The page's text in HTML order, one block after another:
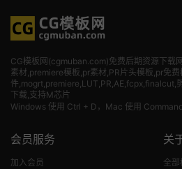
CG模板网(cgmuban.com)免费后期资源下载
素材 ,premiere模板,pr素材,PR片头模板,pr免
件,mogrt,premiere,LUT,PR,AE,fcpx,finalcut,
下载,支持M芯片
Windows 使用 Ctrl + D，Mac 使用
会员服务
加入会员
关
全部